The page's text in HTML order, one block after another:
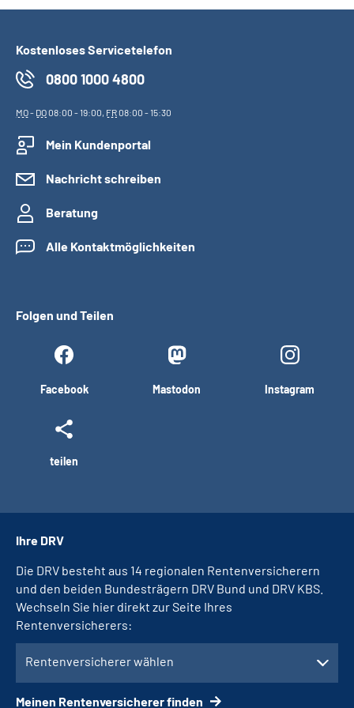
Kostenloses Servicetelefon
0800 1000 4800
MO- DO08:00 - 19:00, FR08:00 - 15:30
Mein Kundenportal
Nachricht schreiben
Beratung
Alle Kontaktmöglichkeiten
Folgen und Teilen
Facebook Mastodon Instagram
teilen
Ihre DRV
Die DRV besteht aus 14 regionalen Rentenversicherern
und den beiden Bundesträgern DRV Bund und DRV KBS.
Wechseln Sie hier direkt zur Seite Ihres
Rentenversicherers:
Rentenversicherer wählen
Meinen Rentenversicherer finden